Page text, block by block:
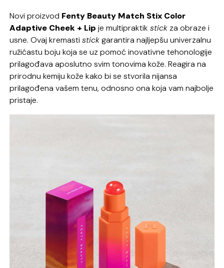
Novi proizvod Fenty Beauty Match Stix Color
Adaptive Cheek + Lip je multipraktikstick za obraze i
usne. Ovaj kremastistickgarantira najljepšu univerzalnu
ružićastu boju koja se uz pomoć inovativne tehonologije
prilagođava aposlutno svim tonovima kože. Reagira na
prirodnu kemiju kože kako bi se stvorila nijansa
prilagođena vašem tenu, odnosno ona koja vam najbolje
pristaje.